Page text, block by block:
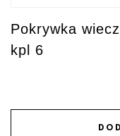
Pokrywka
kpl 6